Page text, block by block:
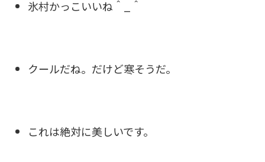
氷村かっこいいね＾_＾
クールだね。だけど寒そうだ。
これは絶対に美しいです。